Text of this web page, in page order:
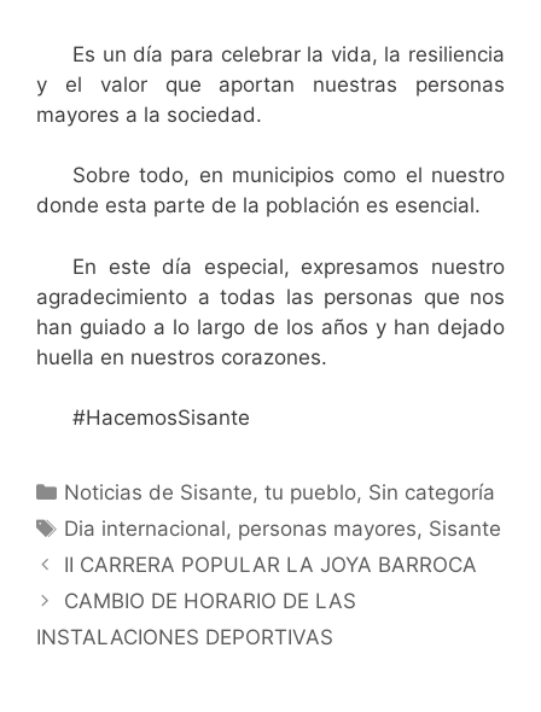
Es un día para celebrar la vida, la resiliencia
y el valor que aportan nuestras personas
mayores a la sociedad.
Sobre todo, en municipios como el nuestro
donde esta parte de la población es esencial.
En este día especial, expresamos nuestro
agradecimiento a todas las personas que nos
han guiado a lo largo de los años y han dejado
huella en nuestros corazones.
#HacemosSisante
Noticias de Sisante, tu pueblo, Sin categoría
Dia internacional, personas mayores, Sisante
II CARRERA POPULAR LA JOYA BARROCA
CAMBIO DE HORARIO DE LAS
INSTALACIONES DEPORTIVAS